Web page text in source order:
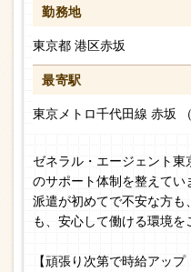
勤務地
東京都 港区赤坂
最寄駅
東京メトロ千代田線 赤坂 （
ゼネラル・エージェント
のサポート体制を整えてい
派遣が初めてで不安な方
も、安心して働ける環境を
【頑張り次第で時給アップ